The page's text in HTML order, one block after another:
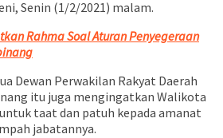
Senin (1/2/2021) malam.
Rahma Soal Aturan Penyegeraan
Dewan Perwakilan Rakyat Daerah
itu juga mengingatkan Walikota
taat dan patuh kepada amanat
jabatannya.